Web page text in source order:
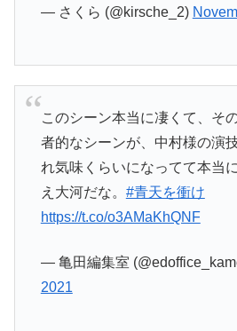
— さくら (@kirsche_2)
このシーン本当に凄くて、そ
者的なシーンが、中村様の演
れ気味くらいになってて本当
え大河だな。 #青天を衝け
https://t.co/o3AMaKhQNF
— 亀田編集室
2021